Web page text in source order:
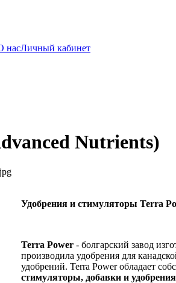
насЛичный кабинет
Nutrients)
Удобрения и стимуляторы Terra
Terra Power - болгарский завод
производила удобрения для
удобрений. Terra Power обладает
стимуляторы, добавки и удобрения